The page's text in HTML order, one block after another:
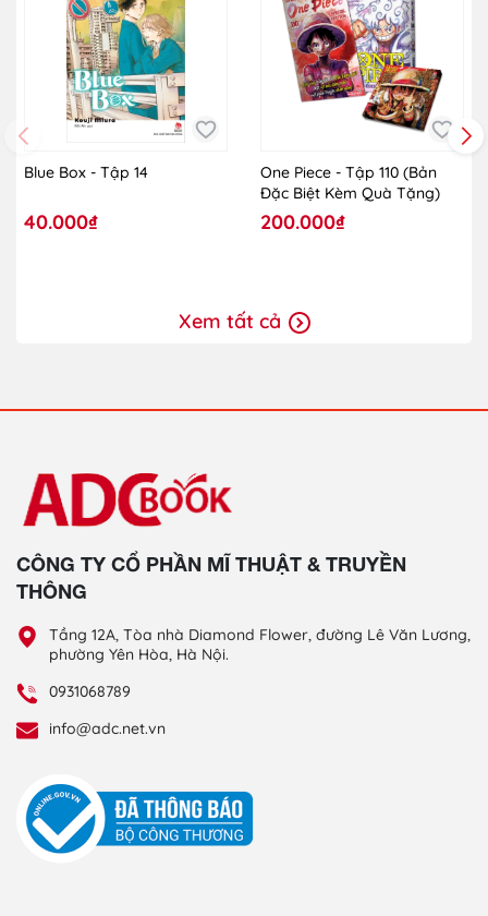
Blue Box - Tập 14
40.000₫
One Piece - Tập 110 (Bản
Đặc Biệt Kèm Quà Tặng)
200.000₫
Xem tất cả
CÔNG TY CỔ PHẦN MĨ THUẬT & TRUYỀN
THÔNG
Tầng 12A, Tòa nhà Diamond Flower, đường Lê Văn Lương,
phường Yên Hòa, Hà Nội.
0931068789
info@adc.net.vn